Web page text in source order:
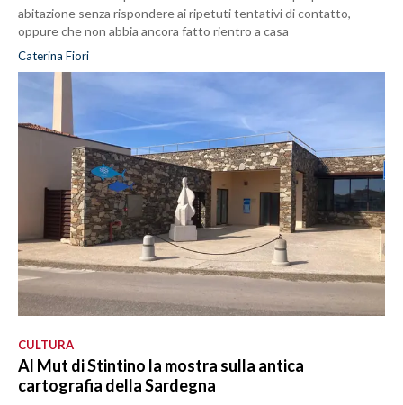
abitazione senza rispondere ai ripetuti tentativi di contatto,
oppure che non abbia ancora fatto rientro a casa
Caterina Fiori
CULTURA
Al Mut di Stintino la mostra sulla antica
cartografia della Sardegna